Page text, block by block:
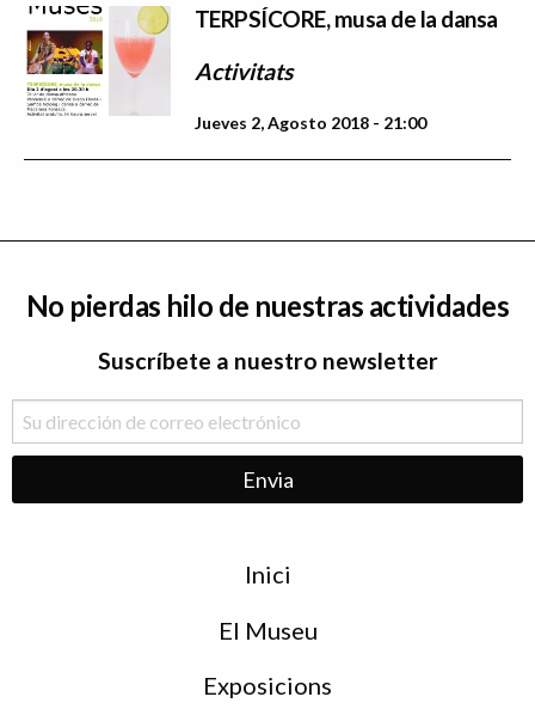
TERPSÍCORE, musa de la dansa
Activitats
Jueves 2, Agosto 2018 - 21:00
No pierdas hilo de nuestras actividades
Suscríbete a nuestro newsletter
Inici
El Museu
Exposicions